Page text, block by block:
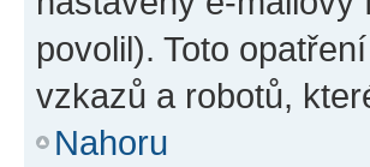
povolil). Toto
vzkazů a robotů,
Nahoru